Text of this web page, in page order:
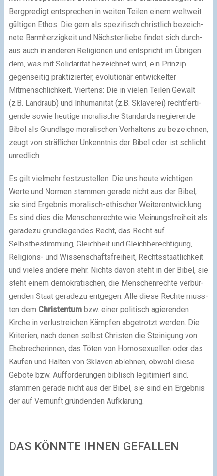
Bergpredigt ent­spre­chen in wei­ten Teilen einem welt­weit
gül­ti­gen Ethos. Die gern als spe­zi­fisch christ­lich bezeich­
nete Barmherzigkeit und Nächstenliebe fin­det sich durch­
aus auch in ande­ren Religionen und ent­spricht im Übri­gen
dem, was mit Solidarität bezeich­net wird, ein Prinzip
gegen­sei­tig prak­ti­zier­ter, evo­lu­tio­när ent­wi­ckel­ter
Mitmenschlichkeit. Viertens: Die in vie­len Teilen Gewalt
(z.B. Landraub) und Inhumanität (z.B. Sklaverei) recht­fer­ti­
gende sowie heu­tige mora­li­sche Standards negie­rende
Bibel als Grundlage mora­li­schen Verhaltens zu bezeich­nen,
zeugt von sträf­li­cher Unkenntnis der Bibel oder ist schlicht
unred­lich.
Es gilt viel­mehr fest­zu­stel­len: Die uns heute wich­ti­gen
Werte und Normen stam­men gerade nicht aus der Bibel,
sie sind Ergebnis moralisch-ethischer Weiterentwicklung.
Es sind dies die Menschenrechte wie Meinungsfreiheit als
gera­dezu grund­le­gen­des Recht, das Recht auf
Selbstbestimmung, Gleichheit und Gleichberechtigung,
Religions- und Wissenschaftsfreiheit, Rechtsstaatlichkeit
und vie­les andere mehr. Nichts davon steht in der Bibel, sie
steht einem demo­kra­ti­schen, die Menschenrechte ver­bür­
gen­den Staat gera­dezu ent­ge­gen. Alle diese Rechte muss­
ten dem Christentumbzw. einer poli­tisch agie­ren­den
Kirche in ver­lust­rei­chen Kämpfen abge­trotzt wer­den. Die
Kriterien, nach denen selbst Christen die Steinigung von
Ehebrecherinnen, das Töten von Homosexuellen oder das
Kaufen und Halten von Sklaven ableh­nen, obwohl diese
Gebote bzw. Aufforderungen bib­lisch legi­ti­miert sind,
stam­men gerade nicht aus der Bibel, sie sind ein Ergebnis
der auf Vernunft grün­den­den Aufklärung.
DAS KÖNNTE IHNEN GEFALLEN